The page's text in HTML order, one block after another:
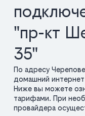
"пр-кт
35"
По адресу
домашний
Ниже вы можете
тарифами. При
провайдера